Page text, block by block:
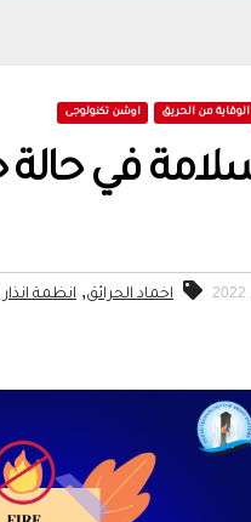
الوقاية من الحريق اوشن تكنولوجى
في
اخماد الحرائق, انظمة